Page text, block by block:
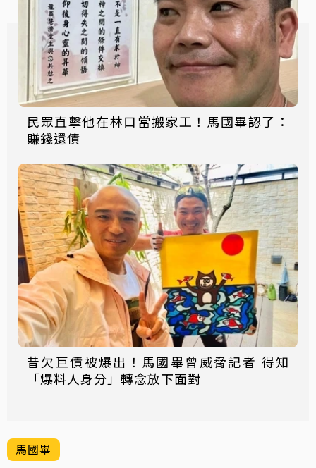
民眾直擊他在林口當搬家工！馬國畢認了：
賺錢還債
昔欠巨債被爆出！馬國畢曾威脅記者 得知
「爆料人身分」轉念放下面對
馬國畢